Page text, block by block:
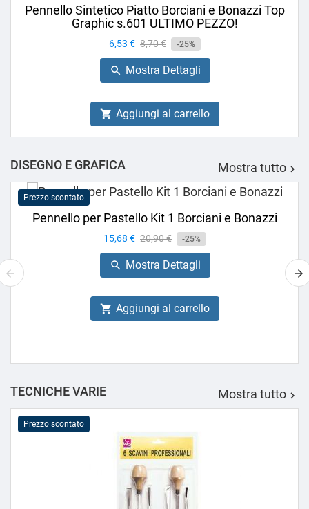
Pennello Sintetico Piatto Borciani e Bonazzi Top
Graphic s.601 ULTIMO PEZZO!
Prezzo
6,53 € Prezzo
base
8,70 € -25%
 Mostra Dettagli
 Aggiungi al carrello
DISEGNO E GRAFICA Mostra tutto 
Prezzo scontato
Pennello per Pastello Kit 1 Borciani e Bonazzi
Prezzo
15,68 € Prezzo
base
20,90 € -25%
 Mostra Dettagli
 Aggiungi al carrello
TECNICHE VARIE Mostra tutto 
Prezzo scontato